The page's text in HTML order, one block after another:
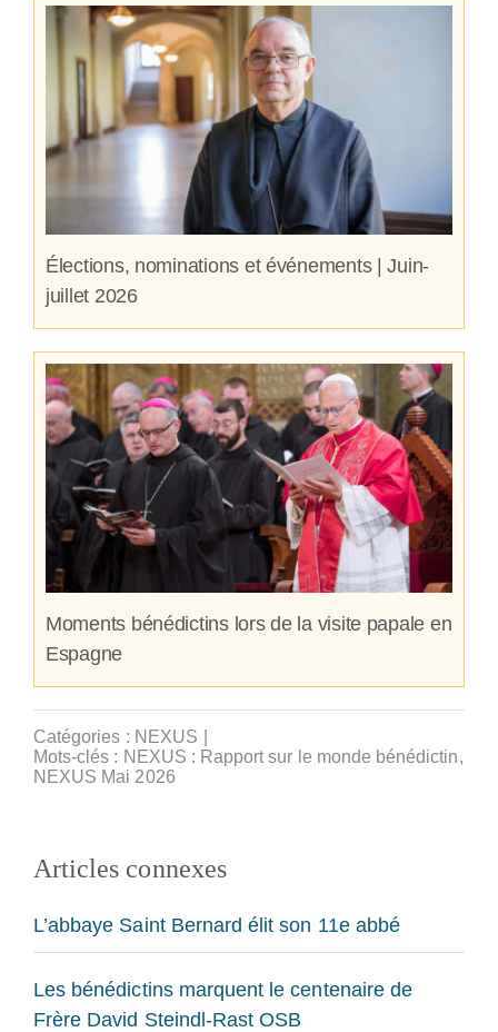
Élections, nominations et événements | Juin-
juillet 2026
Moments bénédictins lors de la visite papale en
Espagne
Catégories : NEXUS
Mots-clés : NEXUS : Rapport sur le monde bénédictin,
NEXUS Mai 2026
Articles connexes
L’abbaye Saint Bernard élit son 11e abbé
Les bénédictins marquent le centenaire de
Frère David Steindl-Rast OSB